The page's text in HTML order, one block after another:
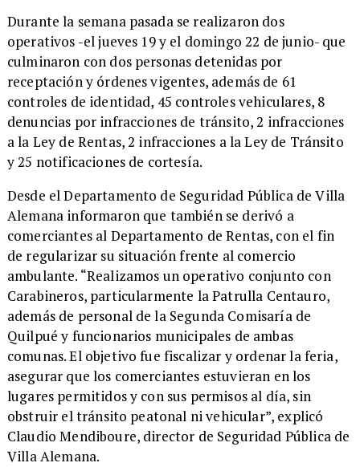
Durante la semana pasada se realizaron dos
operativos -el jueves 19 y el domingo 22 de junio- que
culminaron con dos personas detenidas por
receptación y órdenes vigentes, además de 61
controles de identidad, 45 controles vehiculares, 8
denuncias por infracciones de tránsito, 2 infracciones
a la Ley de Rentas, 2 infracciones a la Ley de Tránsito
y 25 notificaciones de cortesía.
Desde el Departamento de Seguridad Pública de Villa
Alemana informaron que también se derivó a
comerciantes al Departamento de Rentas, con el fin
de regularizar su situación frente al comercio
ambulante. “Realizamos un operativo conjunto con
Carabineros, particularmente la Patrulla Centauro,
además de personal de la Segunda Comisaría de
Quilpué y funcionarios municipales de ambas
comunas. El objetivo fue fiscalizar y ordenar la feria,
asegurar que los comerciantes estuvieran en los
lugares permitidos y con sus permisos al día, sin
obstruir el tránsito peatonal ni vehicular”, explicó
Claudio Mendiboure, director de Seguridad Pública de
Villa Alemana.